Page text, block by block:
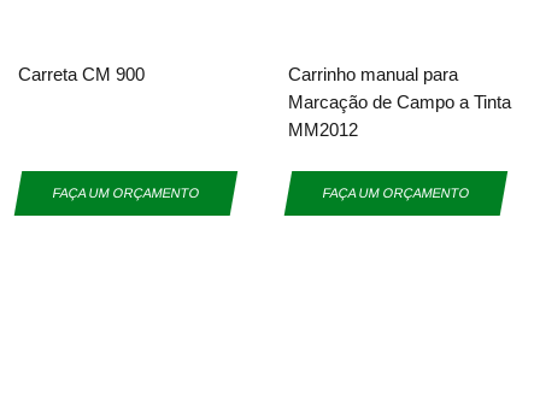
Carreta CM 900
FAÇA UM ORÇAMENTO
Carrinho manual para
Marcação de Campo a Tinta
MM2012
FAÇA UM ORÇAMENTO